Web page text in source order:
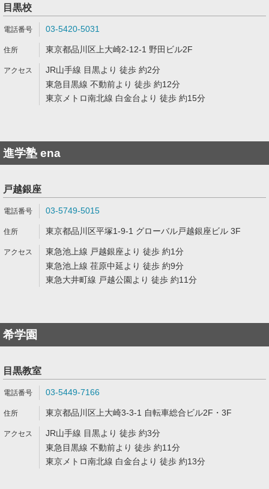
目黒校
03-5420-5031
東京都品川区上大崎2-12-1 野田ビル2F
JR山手線 目黒より 徒歩 約2分
東急目黒線 不動前より 徒歩 約12分
東京メトロ南北線 白金台より 徒歩 約15分
進学塾 ena
戸越銀座
03-5749-5015
東京都品川区平塚1-9-1 グローバル戸越銀座ビル 3F
東急池上線 戸越銀座より 徒歩 約1分
東急池上線 荏原中延より 徒歩 約9分
東急大井町線 戸越公園より 徒歩 約11分
希学園
目黒教室
03-5449-7166
東京都品川区上大崎3-3-1 自転車総合ビル2F・3F
JR山手線 目黒より 徒歩 約3分
東急目黒線 不動前より 徒歩 約11分
東京メトロ南北線 白金台より 徒歩 約13分